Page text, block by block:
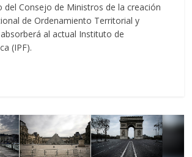
del Consejo de Ministros de la creación
de Ordenamiento Territorial y
al actual Instituto de
(IPF).